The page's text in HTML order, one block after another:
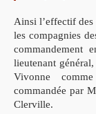
Ainsi l’effectif
les compagnies
commandement
lieutenant
Vivonne
commandée par
Clerville.